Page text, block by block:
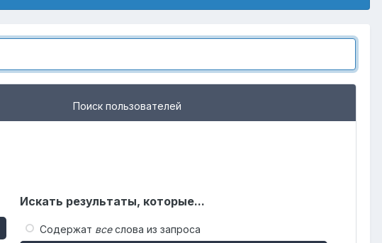
Поиск пользователей
Искать результаты, которые...
Содержат всеслова из запроса